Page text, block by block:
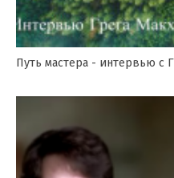
Путь мастера - интервью с